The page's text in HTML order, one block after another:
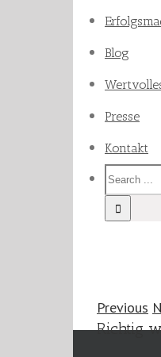
Blog
Presse
Kontakt
Previous
Richtig